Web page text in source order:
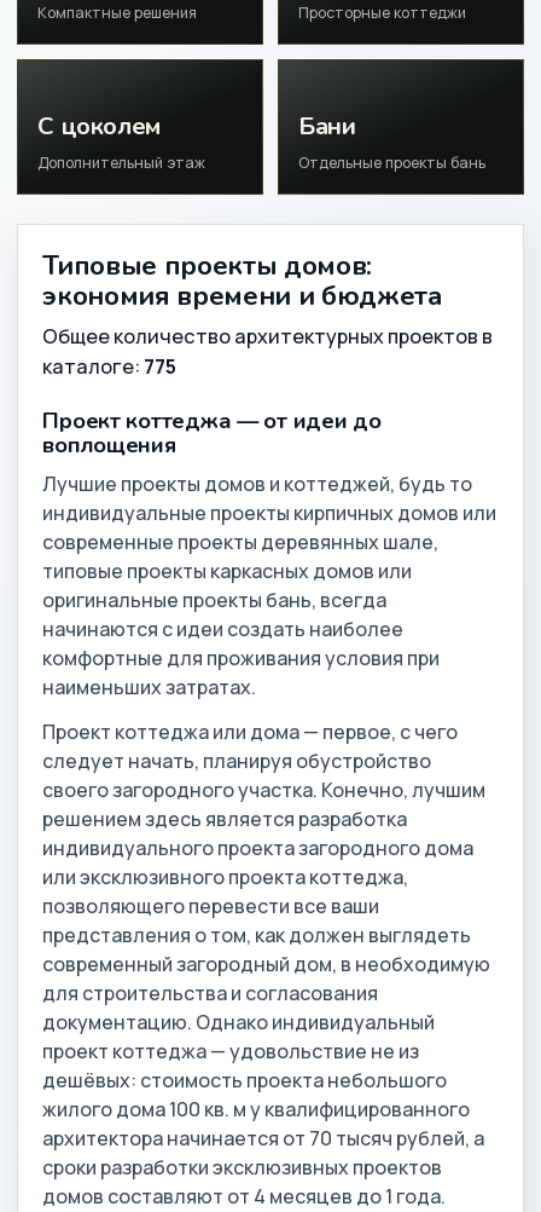
Компактные решения Просторные коттеджи
С цоколем
Дополнительный этаж
Бани
Отдельные проекты бань
Типовые проекты домов:
экономия времени и бюджета
Общее количество архитектурных проектов в
каталоге: 775
Проект коттеджа — от идеи до
воплощения
Лучшие проекты домов и коттеджей, будь то
индивидуальные проекты кирпичных домов или
современные проекты деревянных шале,
типовые проекты каркасных домов или
оригинальные проекты бань, всегда
начинаются с идеи создать наиболее
комфортные для проживания условия при
наименьших затратах.
Проект коттеджа или дома — первое, с чего
следует начать, планируя обустройство
своего загородного участка. Конечно, лучшим
решением здесь является разработка
индивидуального проекта загородного дома
или эксклюзивного проекта коттеджа,
позволяющего перевести все ваши
представления о том, как должен выглядеть
современный загородный дом, в необходимую
для строительства и согласования
документацию. Однако индивидуальный
проект коттеджа — удовольствие не из
дешёвых: стоимость проекта небольшого
жилого дома 100 кв. м у квалифицированного
архитектора начинается от 70 тысяч рублей, а
сроки разработки эксклюзивных проектов
домов составляют от 4 месяцев до 1 года.